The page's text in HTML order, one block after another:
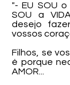
"- EU SOU o
SOU a
desejo
vossos
Filhos, se
é porque
AMOR...